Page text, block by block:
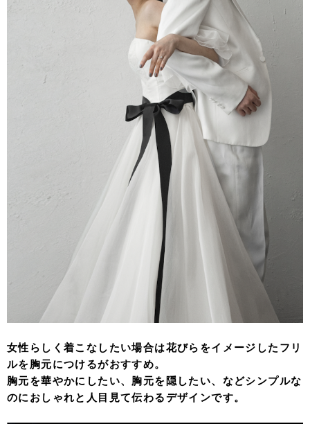
女性らしく着こなしたい場合は花びらをイメージしたフリ
ルを胸元につけるがおすすめ。
胸元を華やかにしたい、胸元を隠したい、などシンプルな
のにおしゃれと人目見て伝わるデザインです。